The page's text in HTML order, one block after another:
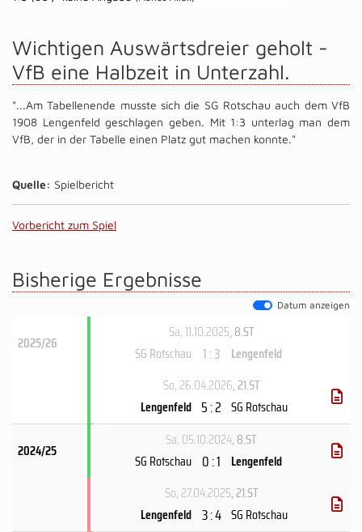
Wichtigen Auswärtsdreier geholt -
VfB eine Halbzeit in Unterzahl.
"...Am Tabellenende musste sich die SG Rotschau auch dem VfB
1908 Lengenfeld geschlagen geben. Mit 1:3 unterlag man dem
VfB, der in der Tabelle einen Platz gut machen konnte."
Quelle: Spielbericht
Vorbericht zum Spiel
Bisherige Ergebnisse
Datum anzeigen
2025/26
Sa, 11.10.2025, 8.ST
SG Rotschau 1 : 3 Lengenfeld
So, 26.04.2026, 21.ST
Lengenfeld 5 : 2 SG Rotschau
2024/25
Sa, 05.10.2024, 8.ST
SG Rotschau 0 : 1 Lengenfeld
So, 27.04.2025, 21.ST
Lengenfeld 3 : 4 SG Rotschau